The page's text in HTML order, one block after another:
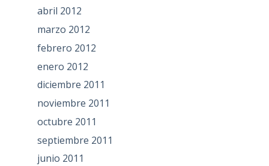
abril 2012
marzo 2012
febrero 2012
enero 2012
diciembre 2011
noviembre 2011
octubre 2011
septiembre 2011
junio 2011